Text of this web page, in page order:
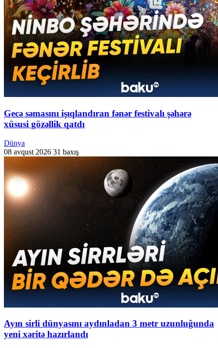
Gecə səmasını işıqlandıran fənər festivalı şəhərə
xüsusi gözəllik qatdı
Dünya
08 avqust 2026 31 baxış
Ayın sirli dünyasını aydınladan 3 metr uzunluğunda
yeni xəritə hazırlandı